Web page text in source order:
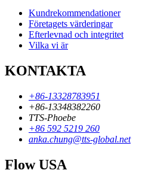
Kundrekommendationer
Företagets värderingar
Efterlevnad och integritet
Vilka vi är
KONTAKTA
+86-13328783951
+86-13348382260
TTS-Phoebe
+86 592 5219 260
anka.chung@tts-global.net
Flow USA